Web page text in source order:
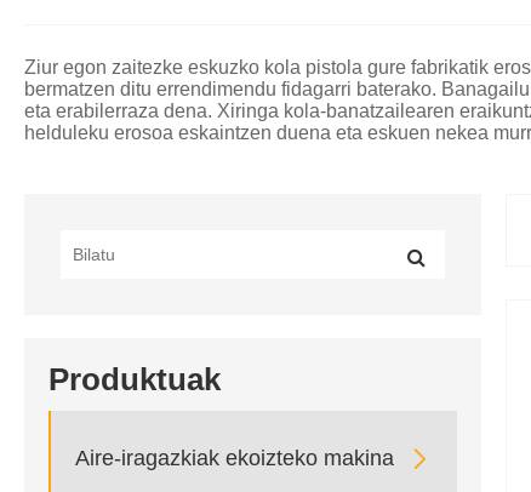
Ziur egon zaitezke eskuzko kola pistola gure fabrikatik
bermatzen ditu errendimendu fidagarri baterako.
eta erabilerraza dena. Xiringa kola-banatzailearen
helduleku erosoa eskaintzen duena eta eskuen nekea
Produktuak
Aire-iragazkiak ekoizteko makina 